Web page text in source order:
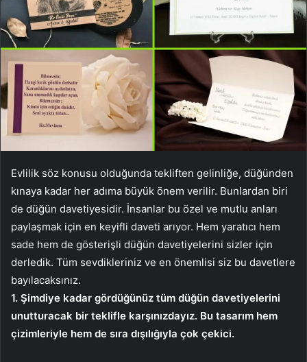
Evlilik söz konusu olduğunda tekliften gelinliğe, düğünden
kınaya kadar her adıma büyük önem verilir. Bunlardan biri
de düğün davetiyesidir. İnsanlar bu özel ve mutlu anları
paylaşmak için en keyifli daveti arıyor. Hem yaratıcı hem
sade hem de gösterişli düğün davetiyelerini sizler için
derledik. Tüm sevdikleriniz ve en önemlisi siz bu davetlere
bayılacaksınız.
1. Şimdiye kadar gördüğünüz tüm düğün davetiyelerini
unutturacak bir teklifle karşınızdayız. Bu tasarım hem
çizimleriyle hem de sıra dışılığıyla çok çekici.